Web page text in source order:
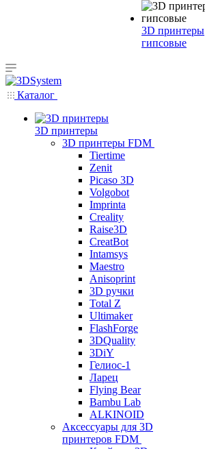
3D принтеры
гипсовые
Каталог
3D принтеры
3D принтеры FDM
Tiertime
Zenit
Picaso 3D
Volgobot
Imprinta
Creality
Raise3D
CreatBot
Intamsys
Maestro
Anisoprint
3D ручки
Total Z
Ultimaker
FlashForge
3DQuality
3DiY
Гелиос-1
Ларец
Flying Bear
Bambu Lab
ALKINOID
Аксессуары для 3D
принтеров FDM